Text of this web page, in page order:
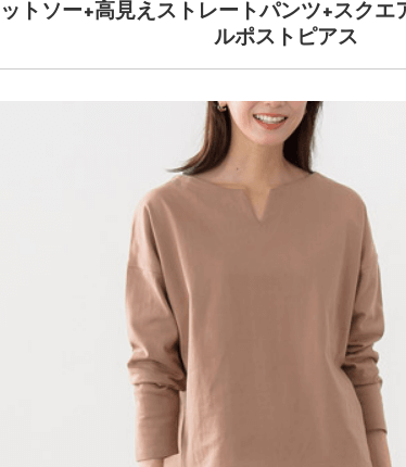
トソー+高見えストレートパンツ+スク
ルポストピアス